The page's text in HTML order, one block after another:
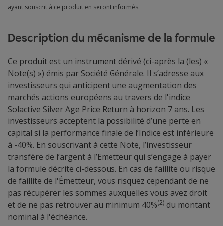
ayant souscrit à ce produit en seront informés.
Description du mécanisme de la formule
Ce produit est un instrument dérivé (ci-après la (les) «
Note(s) ») émis par Société Générale. Il s’adresse aux
investisseurs qui anticipent une augmentation des
marchés actions européens au travers de l'indice
Solactive Silver Age Price Return à horizon 7 ans. Les
investisseurs acceptent la possibilité d’une perte en
capital si la performance finale de l’Indice est inférieure
à -40%. En souscrivant à cette Note, l’investisseur
transfère de l’argent à l’Emetteur qui s’engage à payer
la formule décrite ci-dessous. En cas de faillite ou risque
de faillite de l'Émetteur, vous risquez cependant de ne
pas récupérer les sommes auxquelles vous avez droit
et de ne pas retrouver au minimum 40%(2) du montant
nominal à l'échéance.